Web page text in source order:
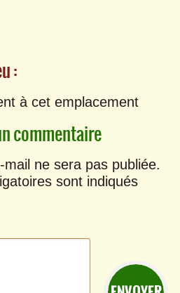
:
à cet emplacement
commentaire
ne sera pas publiée.
sont indiqués